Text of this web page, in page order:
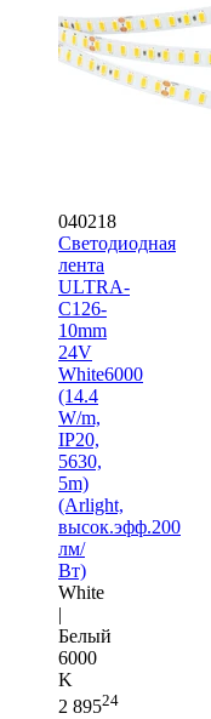
040218
Светодиодная
лента
ULTRA-
C126-
10mm
24V
White6000
(14.4
W/m,
IP20,
5630,
5m)
(Arlight,
высок.эфф.200
лм/
Вт)
White
|
Белый
6000
K
2 89524